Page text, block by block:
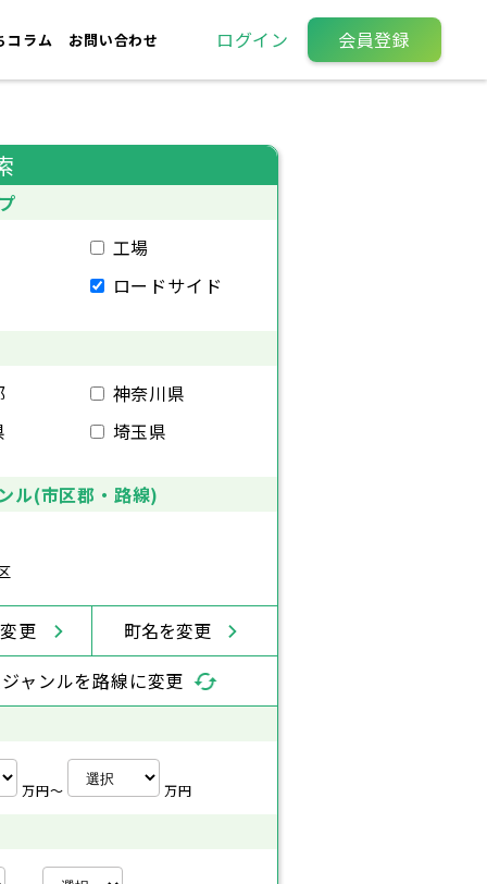
コラム お問い合わせ ログイン 会員登録
工場
ロードサイド
神奈川県
埼玉県
ル(市区郡・路線)
更
町名を変更
ャンルを路線に変更
万円〜 万円